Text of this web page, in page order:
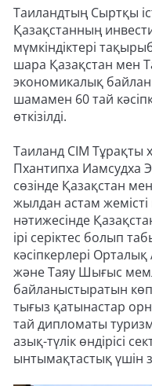
Таиландтың Сыртқы
Қазақстанның
мүмкіндіктері
шара Қазақстан мен
экономикалық
шамамен 60 тай
өткізілді.
Таиланд СІМ
Пхантипха Иамсудха
сөзінде Қазақстан
жылдан астам
нәтижесінде
ірі серіктес болып
кәсіпкерлері
және Таяу Шығыс
байланыстыратын
тығыз қатынастар
тай дипломаты
азық-түлік өндірісі
ынтымақтастық үшін